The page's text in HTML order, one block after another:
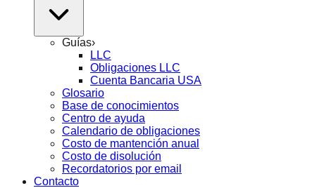
Guías›
LLC
Obligaciones LLC
Cuenta Bancaria USA
Glosario
Base de conocimientos
Centro de ayuda
Calendario de obligaciones
Costo de mantención anual
Costo de disolución
Recordatorios por email
Contacto